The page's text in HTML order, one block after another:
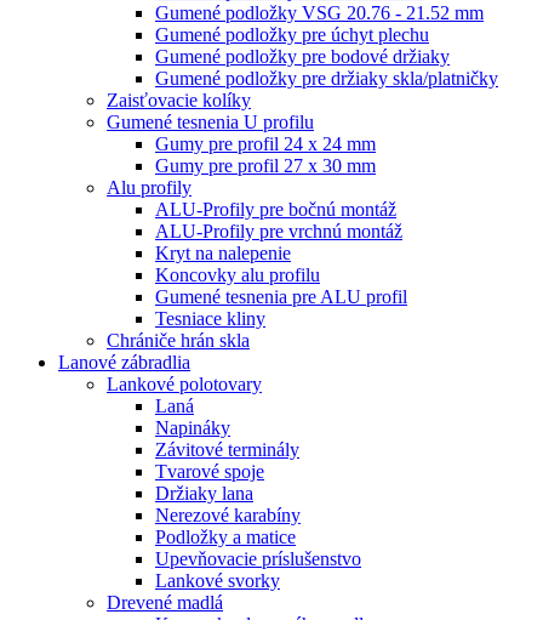
Gumené podložky VSG 20.76 - 21.52 mm
Gumené podložky pre úchyt plechu
Gumené podložky pre bodové držiaky
Gumené podložky pre držiaky skla/platničky
Zaisťovacie kolíky
Gumené tesnenia U profilu
Gumy pre profil 24 x 24 mm
Gumy pre profil 27 x 30 mm
Alu profily
ALU-Profily pre bočnú montáž
ALU-Profily pre vrchnú montáž
Kryt na nalepenie
Koncovky alu profilu
Gumené tesnenia pre ALU profil
Tesniace kliny
Chrániče hrán skla
Lanové zábradlia
Lankové polotovary
Laná
Napináky
Závitové terminály
Tvarové spoje
Držiaky lana
Nerezové karabíny
Podložky a matice
Upevňovacie príslušenstvo
Lankové svorky
Drevené madlá